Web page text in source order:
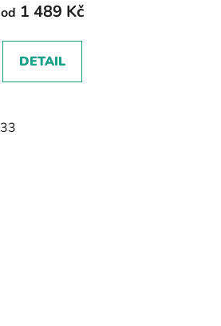
od 1 489 Kč
DETAIL
33